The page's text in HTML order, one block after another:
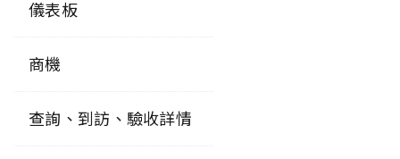
儀表板
商機
查詢、到訪、驗收詳情